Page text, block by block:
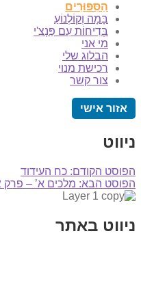
הַסִּפּוּרִים
בָּמָה וְקוֹלְנוֹעַ
בְּדִיחוֹת עִם פַּנְצִ'י
מי אני
הבלוג שלי
רכישת מנוי
צור קשר
אזור אישי
ניווט
הפוסט הקודם: כח העידוד
הפוסט הבא: מלכים א’ – פרק 2: דוד המלך חי וקיים
ניווט באתר